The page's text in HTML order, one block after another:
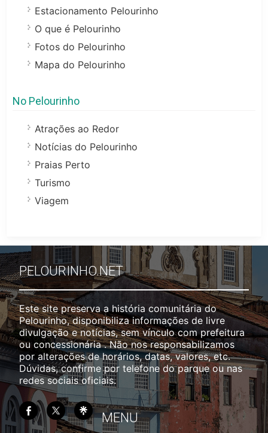
Estacionamento Pelourinho
O que é Pelourinho
Fotos do Pelourinho
Mapa do Pelourinho
No Pelourinho
Atrações ao Redor
Notícias do Pelourinho
Praias Perto
Turismo
Viagem
PELOURINHO.NET
Este site preserva a história comunitária do
Pelourinho, disponibiliza informações de livre
divulgação e notícias, sem vínculo com prefeitura
ou concessionária . Não nos responsabilizamos
por alterações de horários, datas, valores, etc.
Dúvidas, confirme por telefone do parque ou nas
redes sociais oficiais.
MENU